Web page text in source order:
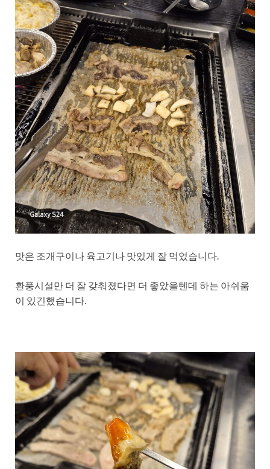
맛은 조개구이나 육고기나 맛있게 잘 먹었습니다.
환풍시설만 더 잘 갖춰졌다면 더 좋았을텐데 하는 아쉬움
이 있긴했습니다.